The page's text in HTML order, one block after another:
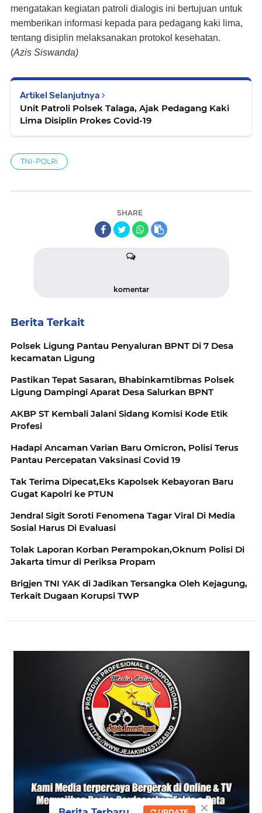
mengatakan kegiatan patroli dialogis ini bertujuan untuk
memberikan informasi kepada para pedagang kaki lima,
tentang disiplin melaksanakan protokol kesehatan.
(Azis Siswanda)
Artikel Selanjutnya
Unit Patroli Polsek Talaga, Ajak Pedagang Kaki
Lima Disiplin Prokes Covid-19
TNI-POLRi
SHARE
komentar
Berita Terkait
Polsek Ligung Pantau Penyaluran BPNT Di 7 Desa
kecamatan Ligung
Pastikan Tepat Sasaran, Bhabinkamtibmas Polsek
Ligung Dampingi Aparat Desa Salurkan BPNT
AKBP ST Kembali Jalani Sidang Komisi Kode Etik
Profesi
Hadapi Ancaman Varian Baru Omicron, Polisi Terus
Pantau Percepatan Vaksinasi Covid 19
Tak Terima Dipecat,Eks Kapolsek Kebayoran Baru
Gugat Kapolri ke PTUN
Jendral Sigit Soroti Fenomena Tagar Viral Di Media
Sosial Harus Di Evaluasi
Tolak Laporan Korban Perampokan,Oknum Polisi Di
Jakarta timur di Periksa Propam
Brigjen TNI YAK di Jadikan Tersangka Oleh Kejagung,
Terkait Dugaan Korupsi TWP
×